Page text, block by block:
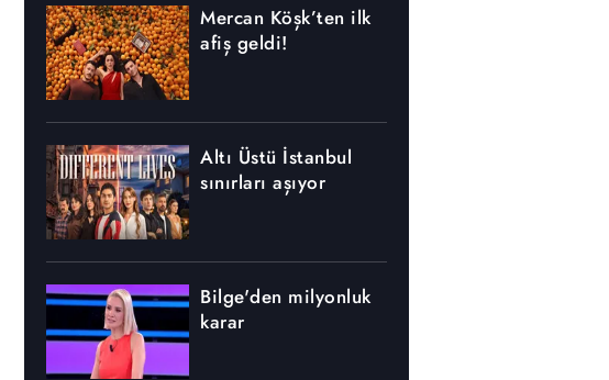
Mercan Köşk’ten ilk
afiş geldi!
Altı Üstü İstanbul
sınırları aşıyor
Bilge'den milyonluk
karar